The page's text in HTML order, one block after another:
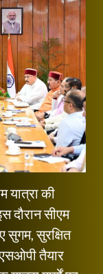
यात्रा की
दौरान सीएम
सुगम, सुरक्षित
तैयार